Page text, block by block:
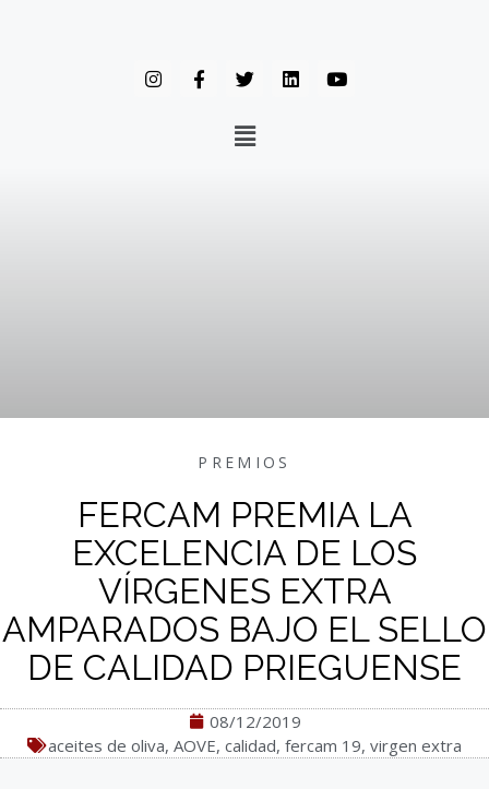
PREMIOS
FERCAM PREMIA LA
EXCELENCIA DE LOS
VÍRGENES EXTRA
AMPARADOS BAJO EL SELLO
DE CALIDAD PRIEGUENSE
08/12/2019
aceites de oliva, AOVE, calidad, fercam 19, virgen extra